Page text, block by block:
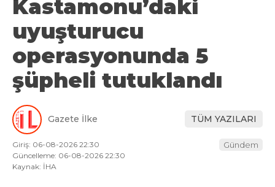
Kastamonu’daki
uyuşturucu
operasyonunda 5
şüpheli tutuklandı
Gazete İlke TÜM YAZILARI
Giriş: 06-08-2026 22:30
Güncelleme: 06-08-2026 22:30
Kaynak: İHA
Gündem